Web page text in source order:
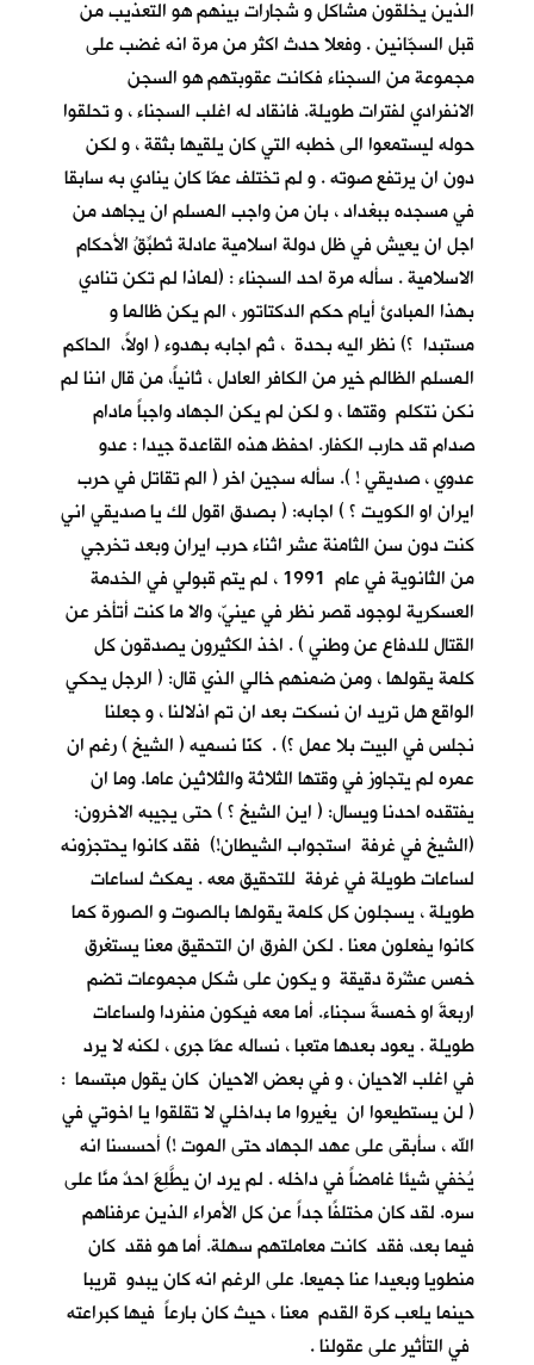
الذين يخلقون مشاكل و شجارات بينهم هو التعذيب من
قبل السجّانين . وفعلا حدث اكثر من مرة انه غضب على
مجموعة من السجناء فكانت عقوبتهم هو السجن
الانفرادي لفترات طويلة. فانقاد له اغلب السجناء ، و تحلقوا
حوله ليستمعوا الى خطبه التي كان يلقيها بثقة ، و لكن
دون ان يرتفع صوته . و لم تختلف عمّا كان ينادي به سابقا
في مسجده ببغداد ، بان من واجب المسلم ان يجاهد من
اجل ان يعيش في ظل دولة اسلامية عادلة تُطبِّقُ الأحكام
الاسلامية . سأله مرة احد السجناء : (لماذا لم تكن تنادي
بهذا المبادئ أيام حكم الدكتاتور ، الم يكن ظالما و
مستبدا ؟) نظر اليه بحدة ، ثم اجابه بهدوء ( اولاً، الحاكم
المسلم الظالم خير من الكافر العادل ، ثانياً، من قال اننا لم
نكن نتكلم وقتها ، و لكن لم يكن الجهاد واجباً مادام
صدام قد حارب الكفار. احفظ هذه القاعدة جيدا : عدو
عدوي ، صديقي ! ). سأله سجين اخر ( الم تقاتل في حرب
ايران او الكويت ؟ ) اجابه: ( بصدق اقول لك يا صديقي اني
كنت دون سن الثامنة عشر اثناء حرب ايران وبعد تخرجي
من الثانوية في عام 1991 ، لم يتم قبولي في الخدمة
العسكرية لوجود قصر نظر في عينيّ، والا ما كنت أتأخر عن
القتال للدفاع عن وطني ) . اخذ الكثيرون يصدقون كل
كلمة يقولها ، ومن ضمنهم خالي الذي قال: ( الرجل يحكي
الواقع هل تريد ان نسكت بعد ان تم اذلالنا ، و جعلنا
نجلس في البيت بلا عمل ؟) . كنّا نسميه ( الشيخ ) رغم ان
عمره لم يتجاوز في وقتها الثلاثة والثلاثين عاما. وما ان
يفتقده احدنا ويسال: ( اين الشيخ ؟ ) حتى يجيبه الاخرون:
(الشيخ في غرفة استجواب الشيطان!) فقد كانوا يحتجزونه
لساعات طويلة في غرفة للتحقيق معه . يمكث لساعات
طويلة ، يسجلون كل كلمة يقولها بالصوت و الصورة كما
كانوا يفعلون معنا . لكن الفرق ان التحقيق معنا يستغرق
خمس عشْرة دقيقة و يكون على شكل مجموعات تضم
اربعةَ او خمسةَ سجناء. أما معه فيكون منفردا ولساعات
طويلة . يعود بعدها متعبا ، نساله عمّا جرى ، لكنه لا يرد
في اغلب الاحيان ، و في بعض الاحيان كان يقول مبتسما :
( لن يستطيعوا ان يغيروا ما بداخلي لا تقلقوا يا اخوتي في
الله ، سأبقى على عهد الجهاد حتى الموت !) أحسسنا انه
يُخفي شيئا غامضاً في داخله . لم يرد ان يطَّلِعَ احدٌ منَّا على
سره. لقد كان مختلفًا جداً عن كل الأمراء الذين عرفناهم
فيما بعد، فقد كانت معاملتهم سهلة. أما هو فقد كان
منطويا وبعيدا عنا جميعا. على الرغم انه كان يبدو قريبا
حينما يلعب كرة القدم معنا ، حيث كان بارعاً فيها كبراعته
في التأثير على عقولنا .